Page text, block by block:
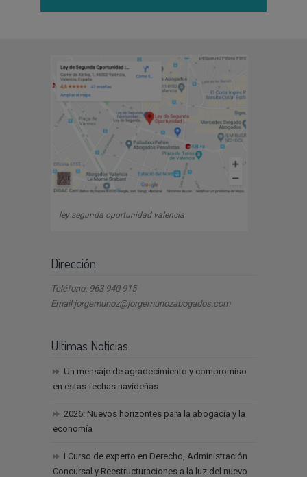
ley segunda oportunidad valencia
Dirección
Teléfono: 963 940 915
Email:jorgemunoz@jorgemunozabogados.com
Ultimas Noticias
Un mensaje de agradecimiento y compromiso
en estas fechas navideñas
2026: Nuevos horizontes para la abogacía y la
economía
I Curso de experto en Derecho, Administración
Concursal y Reestructuraciones a la luz del nuevo